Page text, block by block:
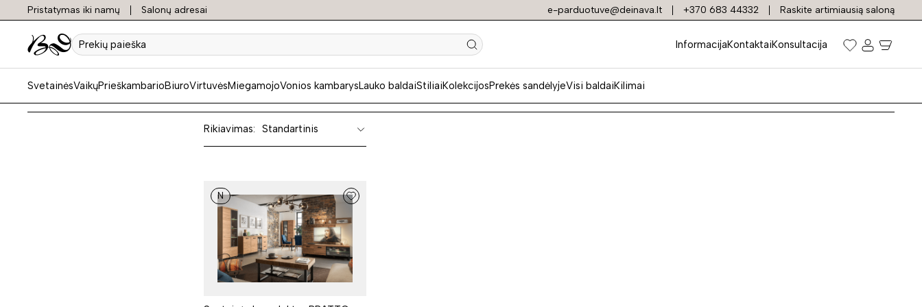
Pristatymas iki namų Salonų adresai e-parduotuve@deinava.lt +370 683 44332 Raskite artimiausią saloną
Prekių
paieška
InformacijaKontaktaiKonsultacija
SvetainėsVaikųPrieškambarioBiuroVirtuvėsMiegamojoVonios kambarysLauko baldaiStiliaiKolekcijosPrekės sandėlyjeVisi baldaiKilimai
Ąžuoliniai svetainės baldai
Rikiavimas: Standartinis
N